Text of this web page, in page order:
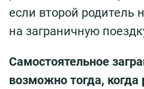
если второй родитель
на заграничную
Самостоятельное
возможно тогда, когда